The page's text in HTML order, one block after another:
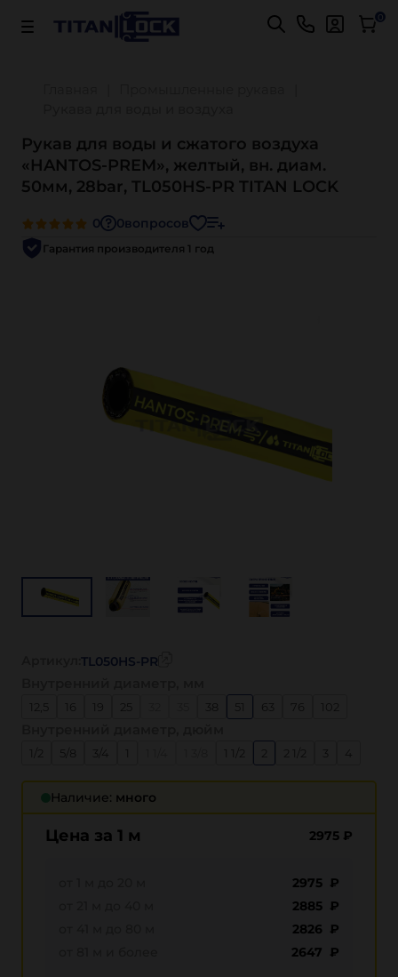
Важно! Для оплаты заказов Подробнее 0
Рукав для воды и сжатого воздуха
«HANTOS-PREM», желтый, вн. диам.
50мм, 28bar, TL050HS-PR TITAN LOCK
0 0вопросов
Гарантия производителя 1 год
Наличие: много
Цена за 1 м 2975 ₽
2975 ₽
2885 ₽
2826 ₽
2647 ₽
TL050HS-PR
16 38 63 76
5/8 3/4 3